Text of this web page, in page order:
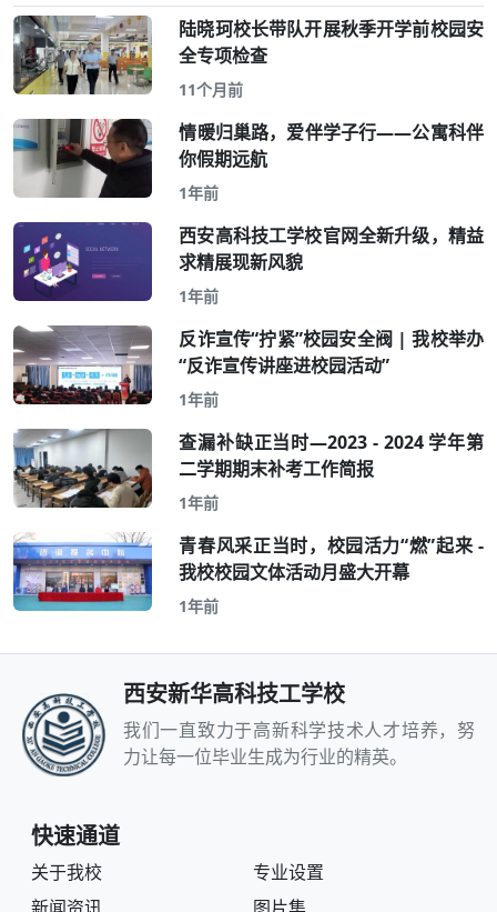
陆晓珂校长带队开展秋季开学前校园安
全专项检查
11个月前
情暖归巢路，爱伴学子行——公寓科伴
你假期远航
1年前
西安高科技工学校官网全新升级，精益
求精展现新风貌
1年前
反诈宣传“拧紧”校园安全阀 | 我校举办
“反诈宣传讲座进校园活动”
1年前
查漏补缺正当时—2023 - 2024 学年第
二学期期末补考工作简报
1年前
青春风采正当时，校园活力“燃”起来 -
我校校园文体活动月盛大开幕
1年前
西安新华高科技工学校
我们一直致力于高新科学技术人才培养，努
力让每一位毕业生成为行业的精英。
快速通道
关于我校
专业设置